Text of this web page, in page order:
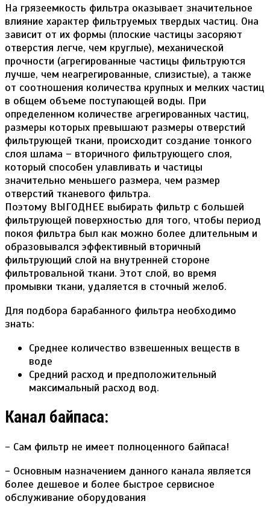
На грязеемкость фильтра оказывает значительное
влияние характер фильтруемых твердых частиц. Она
зависит от их формы (плоские частицы засоряют
отверстия легче, чем круглые), механической
прочности (агрегированные частицы фильтруются
лучше, чем неагрегированные, слизистые), а также
от соотношения количества крупных и мелких частиц
в общем объеме поступающей воды. При
определенном количестве агрегированных частиц,
размеры которых превышают размеры отверстий
фильтрующей ткани, происходит создание тонкого
слоя шлама – вторичного фильтрующего слоя,
который способен улавливать и частицы
значительно меньшего размера, чем размер
отверстий тканевого фильтра.
Поэтому ВЫГОДНЕЕ выбирать фильтр с большей
фильтрующей поверхностью для того, чтобы период
покоя фильтра был как можно более длительным и
образовывался эффективный вторичный
фильтрующий слой на внутренней стороне
фильтровальной ткани. Этот слой, во время
промывки ткани, удаляется в сточный желоб.
Для подбора барабанного фильтра необходимо
знать:
Среднее количество взвешенных веществ в
воде
Средний расход и предположительный
максимальный расход вод.
Канал байпаса:
- Сам фильтр не имеет полноценного байпаса!
- Основным назначением данного канала является
более дешевое и более быстрое сервисное
обслуживание оборудования